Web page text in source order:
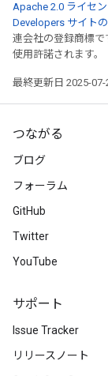
Apache 2.0 ライセ
Developers サイト
連会社の登録商標
使用許諾されます。
最終更新日 2025-07-
つながる
ブログ
フォーラム
GitHub
Twitter
YouTube
サポート
Issue Tracker
リリースノート